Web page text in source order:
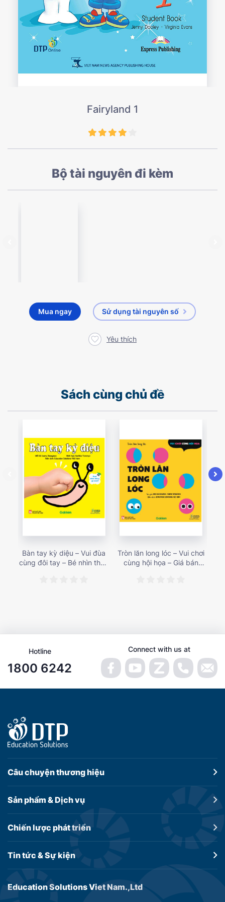
Fairyland 1
Bộ tài nguyên đi kèm
Mua ngay Sử dụng tài nguyên số
Yêu thích
Sách cùng chủ đề
Bàn tay kỳ diệu – Vui đùa
cùng đôi tay – Bé nhìn thấy
Tròn lăn long lóc – Vui chơi
cùng hội họa – Giá bán
Hotline
1800 6242
Connect with us at
Education Solutions Viet Nam.,Ltd
Câu chuyệnthương hiệu
Sản phẩm &Dịch vụ
Chiến lược phát triển
Tin tức &Sự kiện